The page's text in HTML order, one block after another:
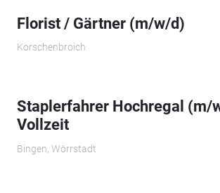
Florist / Gärtner (m/w/d)
Korschenbroich
Staplerfahrer Hochregal (m/
Vollzeit
Bingen, Wörrstadt